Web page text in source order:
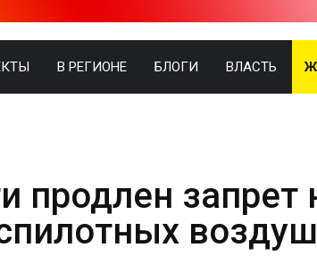
В РЕГИОНЕ БЛОГИ ВЛАСТЬ
продлен запрет